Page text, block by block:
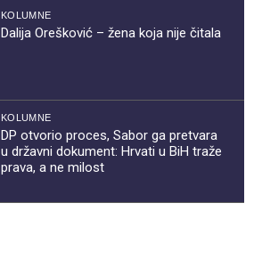
KOLUMNE
Dalija Orešković – žena koja nije čitala
KOLUMNE
DP otvorio proces, Sabor ga pretvara
u državni dokument: Hrvati u BiH traže
prava, a ne milost